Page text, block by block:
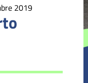
2019